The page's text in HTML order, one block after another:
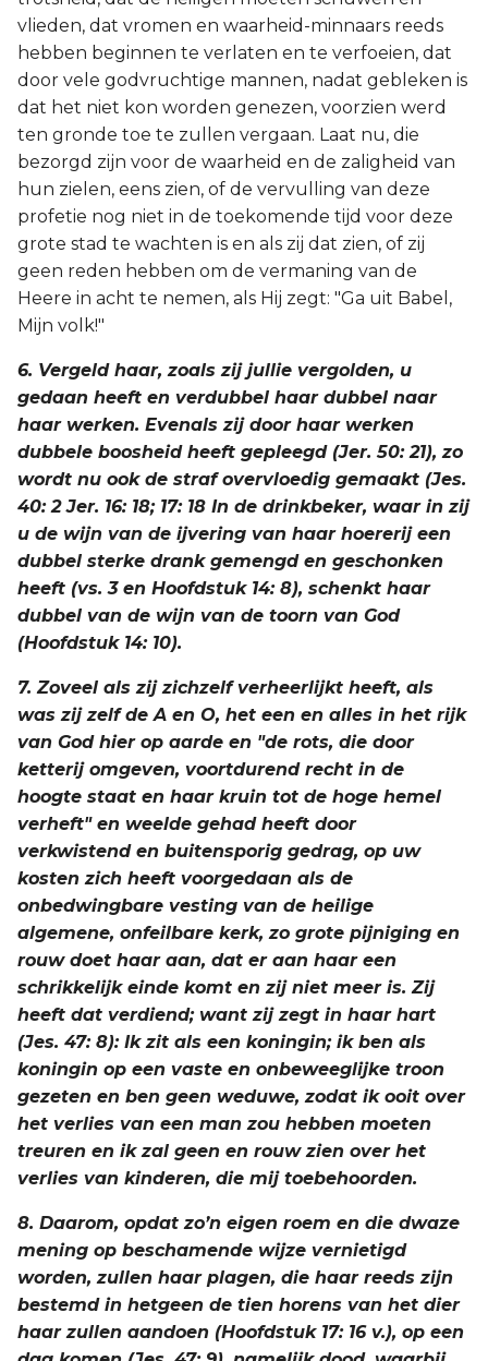
vlieden, dat vromen en waarheid-minnaars reeds
hebben beginnen te verlaten en te verfoeien, dat
door vele godvruchtige mannen, nadat gebleken is
dat het niet kon worden genezen, voorzien werd
ten gronde toe te zullen vergaan. Laat nu, die
bezorgd zijn voor de waarheid en de zaligheid van
hun zielen, eens zien, of de vervulling van deze
profetie nog niet in de toekomende tijd voor deze
grote stad te wachten is en als zij dat zien, of zij
geen reden hebben om de vermaning van de
Heere in acht te nemen, als Hij zegt: "Ga uit Babel,
Mijn volk!"
6. Vergeld haar, zoals zij jullie vergolden, u
gedaan heeft en verdubbel haar dubbel naar
haar werken. Evenals zij door haar werken
dubbele boosheid heeft gepleegd (Jer. 50: 21), zo
wordt nu ook de straf overvloedig gemaakt (Jes.
40: 2 Jer. 16: 18; 17: 18 In de drinkbeker, waar in zij
u de wijn van de ijvering van haar hoererij een
dubbel sterke drank gemengd en geschonken
heeft (vs. 3 en Hoofdstuk 14: 8), schenkt haar
dubbel van de wijn van de toorn van God
(Hoofdstuk 14: 10).
7. Zoveel als zij zichzelf verheerlijkt heeft, als
was zij zelf de A en O, het een en alles in het rijk
van God hier op aarde en "de rots, die door
ketterij omgeven, voortdurend recht in de
hoogte staat en haar kruin tot de hoge hemel
verheft" en weelde gehad heeft door
verkwistend en buitensporig gedrag, op uw
kosten zich heeft voorgedaan als de
onbedwingbare vesting van de heilige
algemene, onfeilbare kerk, zo grote pijniging en
rouw doet haar aan, dat er aan haar een
schrikkelijk einde komt en zij niet meer is. Zij
heeft dat verdiend; want zij zegt in haar hart
(Jes. 47: 8): Ik zit als een koningin; ik ben als
koningin op een vaste en onbeweeglijke troon
gezeten en ben geen weduwe, zodat ik ooit over
het verlies van een man zou hebben moeten
treuren en ik zal geen en rouw zien over het
verlies van kinderen, die mij toebehoorden.
8. Daarom, opdat zo’n eigen roem en die dwaze
mening op beschamende wijze vernietigd
worden, zullen haar plagen, die haar reeds zijn
bestemd in hetgeen de tien horens van het dier
haar zullen aandoen (Hoofdstuk 17: 16 v.), op een